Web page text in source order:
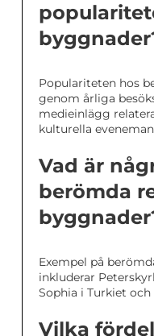
Populariteten hos
genom årliga
medieinlägg
kulturella
Vad är
berömda
Exempel på
inkluderar
Sophia i Turkiet
Vilka